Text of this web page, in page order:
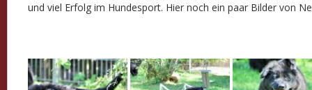
und viel Erfolg im Hundesport. Hier noch ein paar Bilder von